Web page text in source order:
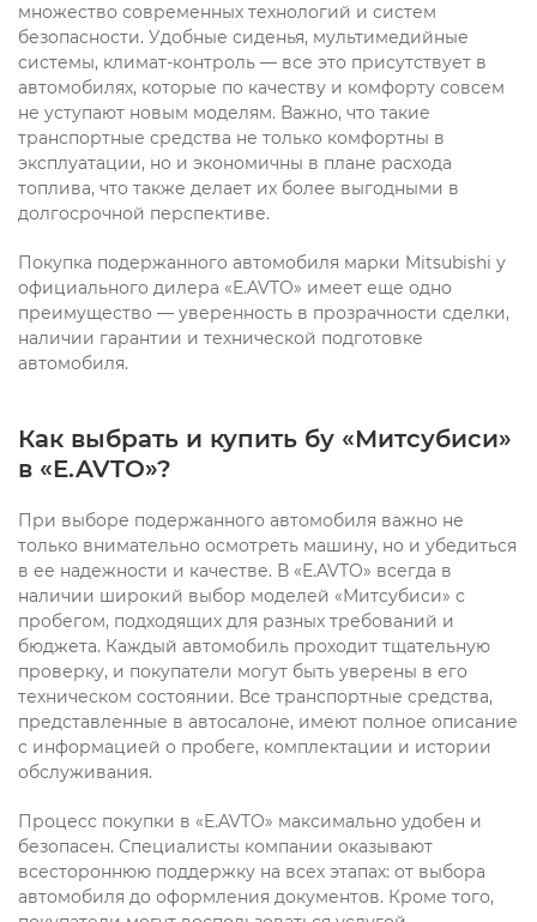
множество современных технологий и систем
безопасности. Удобные сиденья, мультимедийные
системы, климат-контроль — все это присутствует в
автомобилях, которые по качеству и комфорту совсем
не уступают новым моделям. Важно, что такие
транспортные средства не только комфортны в
эксплуатации, но и экономичны в плане расхода
топлива, что также делает их более выгодными в
долгосрочной перспективе.
Покупка подержанного автомобиля марки Mitsubishi у
официального дилера «E.AVTO» имеет еще одно
преимущество — уверенность в прозрачности сделки,
наличии гарантии и технической подготовке
автомобиля.
Как выбрать и купить бу «Митсубиси»
в «E.AVTO»?
При выборе подержанного автомобиля важно не
только внимательно осмотреть машину, но и убедиться
в ее надежности и качестве. В «E.AVTO» всегда в
наличии широкий выбор моделей «Митсубиси» с
пробегом, подходящих для разных требований и
бюджета. Каждый автомобиль проходит тщательную
проверку, и покупатели могут быть уверены в его
техническом состоянии. Все транспортные средства,
представленные в автосалоне, имеют полное описание
с информацией о пробеге, комплектации и истории
обслуживания.
Процесс покупки в «E.AVTO» максимально удобен и
безопасен. Специалисты компании оказывают
всестороннюю поддержку на всех этапах: от выбора
автомобиля до оформления документов. Кроме того,